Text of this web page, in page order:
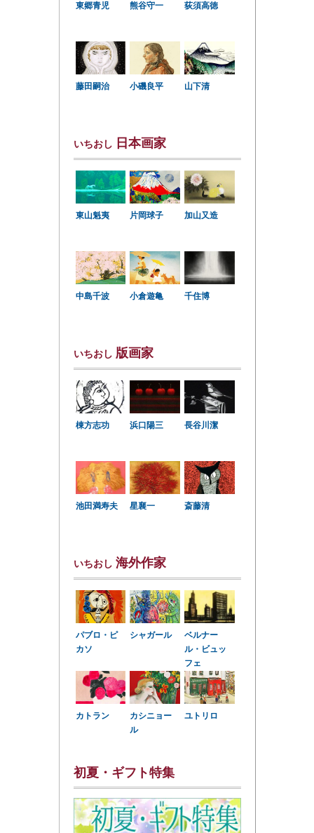
東郷青児 熊谷守一 荻須高徳
藤田嗣治 小磯良平 山下清
いちおし 日本画家
東山魁夷 片岡球子 加山又造
中島千波 小倉遊亀 千住博
いちおし 版画家
棟方志功 浜口陽三 長谷川潔
池田満寿夫 星襄一 斎藤清
いちおし 海外作家
パブロ・ピ
カソ
シャガール
ベルナー
ル・ビュッ
フェ
カトラン
カシニョー
ル
ユトリロ
初夏・ギフト特集